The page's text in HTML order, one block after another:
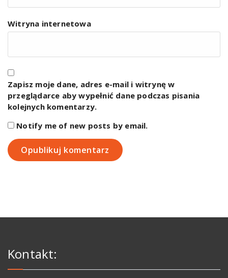
Witryna internetowa
Zapisz moje dane, adres e-mail i witrynę w
przeglądarce aby wypełnić dane podczas pisania
kolejnych komentarzy.
Notify me of new posts by email.
Kontakt: